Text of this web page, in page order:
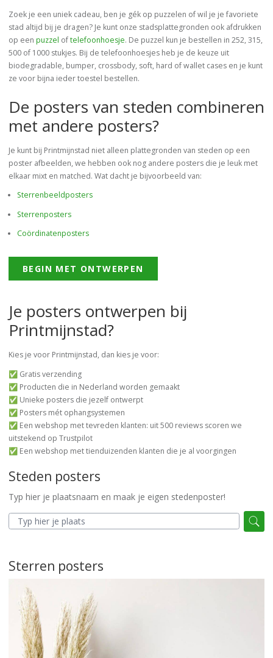
Zoek je een uniek cadeau, ben je gék op puzzelen of wil je je favoriete
stad altijd bij je dragen? Je kunt onze stadsplattegronden ook afdrukken
op een puzzel oftelefoonhoesje. De puzzel kun je bestellen in 252, 315,
500 of 1000 stukjes. Bij de telefoonhoesjes heb je de keuze uit
biodegradable, bumper, crossbody, soft, hard of wallet cases en je kunt
ze voor bijna ieder toestel bestellen.
De posters van steden combineren
met andere posters?
Je kunt bij Printmijnstad niet alleen plattegronden van steden op een
poster afbeelden, we hebben ook nog andere posters die je leuk met
elkaar mixt en matched. Wat dacht je bijvoorbeeld van:
Sterrenbeeldposters
Sterrenposters
Coördinatenposters
BEGIN MET ONTWERPEN
Je posters ontwerpen bij
Printmijnstad?
Kies je voor Printmijnstad, dan kies je voor:
✅ Gratis verzending
✅ Producten die in Nederland worden gemaakt
✅ Unieke posters die jezelf ontwerpt
✅ Posters mét ophangsystemen
✅ Een webshop met tevreden klanten: uit 500 reviews scoren we
uitstekend op Trustpilot
✅ Een webshop met tienduizenden klanten die je al voorgingen
Steden posters
Typ hier je plaatsnaam en maak je eigen stedenposter!
Sterren posters